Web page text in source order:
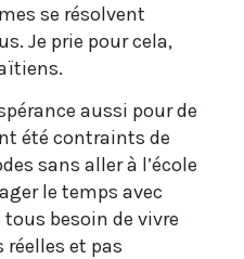
se résolvent
Je prie pour cela,
aussi pour de
été contraints de
sans aller à l’école
le temps avec
besoin de vivre
et pas